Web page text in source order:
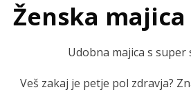
Ženska
Udobna majica s
Veš zakaj je petje pol zdravja?